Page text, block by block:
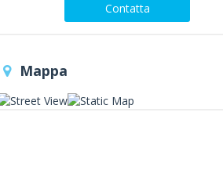
Contatta
Mappa